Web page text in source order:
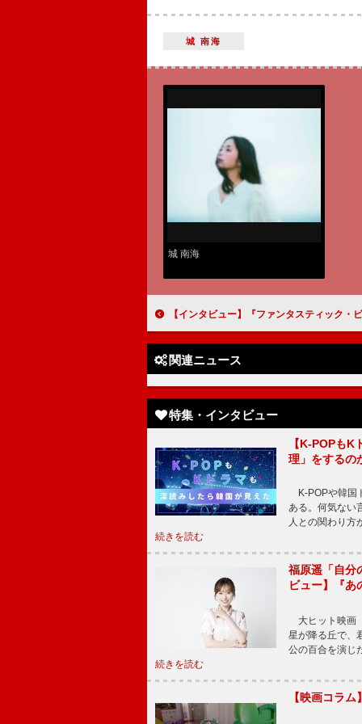
城 南海
城 南海
【インタビュー】『ファンタスティック・ビーストと黒い魔法使いの誕生』アリソン・スドル＆ダン・フォグラー「クイニーとジェイコブの絆の強さに説得力
関連ニュース
特集・インタビュー
【K-POPも
理」をするの
K-POPや韓国
ある。何気ない
人との関わり方
続きを読む
福原遥「自分
ビュー】『あ
大ヒット映画
星が降る丘で、
公の百合を演じ
続きを読む
【映画コラ